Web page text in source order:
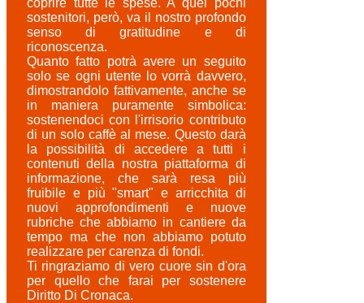
sostenitori, però, va il nostro profondo
senso di gratitudine e di
riconoscenza.
Quanto fatto potrà avere un seguito
solo se ogni utente lo vorrà davvero,
dimostrandolo fattivamente, anche se
in maniera puramente simbolica:
sostenendoci con l'irrisorio contributo
di un solo caffè al mese. Questo darà
la possibilità di accedere a tutti i
contenuti della nostra piattaforma di
informazione, che sarà resa più
fruibile e più "smart" e arricchita di
nuovi approfondimenti e nuove
rubriche che abbiamo in cantiere da
tempo ma che non abbiamo potuto
realizzare per carenza di fondi.
Ti ringraziamo di vero cuore sin d'ora
per quello che farai per sostenere
Diritto Di Cronaca.